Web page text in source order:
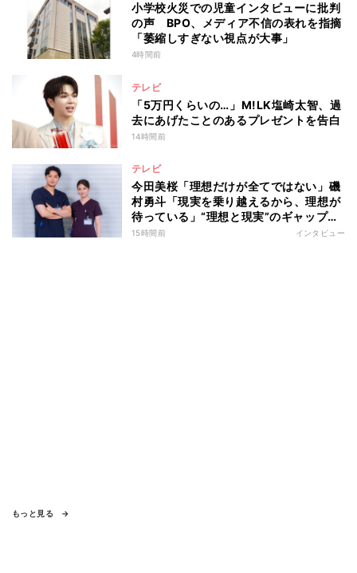
小学校火災での児童インタビューに批判
の声 BPO、メディア不信の表れを指摘
「萎縮しすぎない視点が大事」
4時間前
テレビ
「5万円くらいの…」M!LK塩崎太智、過
去にあげたことのあるプレゼントを告白
14時間前
テレビ
今田美桜「理想だけが全てではない」磯
村勇斗「現実を乗り越えるから、理想が
待っている」“理想と現実”のギャップに
悩む人へ 第一線で活躍する俳優2人の
15時間前 インタビュー
もっと見る